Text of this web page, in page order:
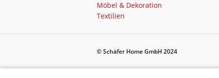
Möbel & Dekoration
Textilien
© Schäfer Home GmbH 2024